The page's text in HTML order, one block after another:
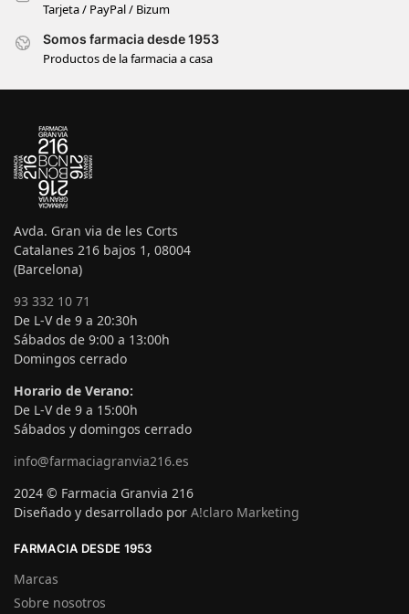
Tarjeta / PayPal / Bizum
Somos farmacia desde 1953
Productos de la farmacia a casa
Avda. Gran via de les Corts
Catalanes 216 bajos 1, 08004
(Barcelona)
93 332 10 71
De L-V de 9 a 20:30h
Sábados de 9:00 a 13:00h
Domingos cerrado
Horario de Verano:
De L-V de 9 a 15:00h
Sábados y domingos cerrado
info@farmaciagranvia216.es
2024 © Farmacia Granvia 216
Diseñado y desarrollado por A!claro Marketing
FARMACIA DESDE 1953
Marcas
Sobre nosotros